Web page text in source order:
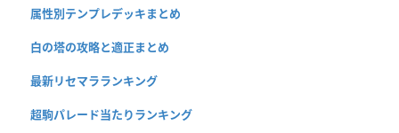
属性別テンプレデッキまとめ
白の塔の攻略と適正まとめ
最新リセマラランキング
超駒パレード当たりランキング